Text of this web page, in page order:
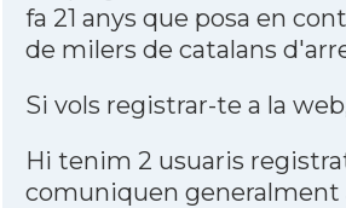
fa 21 anys que posa en
de milers de catalans
Si vols registrar-te a la
Hi tenim 2 usuaris
comuniquen generalment